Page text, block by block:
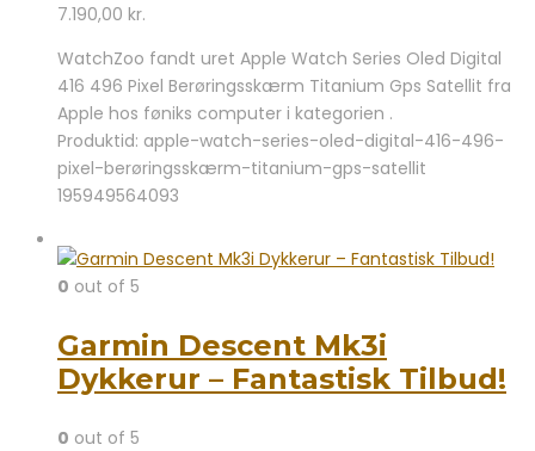
7.190,00 kr.
WatchZoo fandt uret Apple Watch Series Oled Digital
416 496 Pixel Berøringsskærm Titanium Gps Satellit fra
Apple hos føniks computer i kategorien .
Produktid: apple-watch-series-oled-digital-416-496-
pixel-berøringsskærm-titanium-gps-satellit
195949564093
0 out of 5
Garmin Descent Mk3i
Dykkerur – Fantastisk Tilbud!
0 out of 5